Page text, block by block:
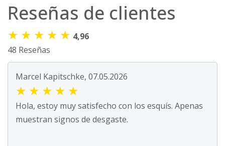
Reseñas de clientes
★ ★ ★ ★ ★ 4,96
48 Reseñas
Marcel Kapitschke, 07.05.2026
★ ★ ★ ★ ★
Hola, estoy muy satisfecho con los esquís. Apenas
muestran signos de desgaste.